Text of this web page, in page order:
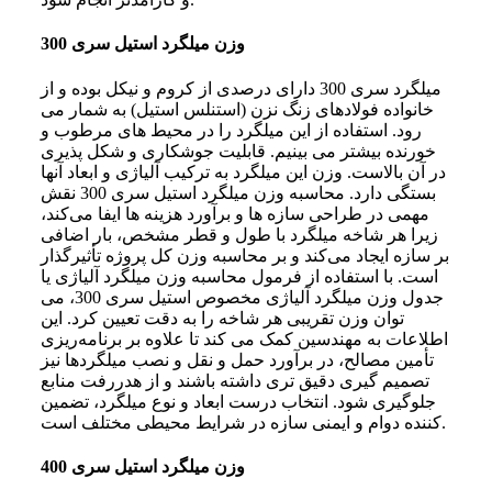
وزن میلگرد استیل سری 300
میلگرد سری 300 دارای درصدی از کروم و نیکل بوده و از
خانواده فولادهای زنگ نزن (استنلس استیل) به شمار می
رود. استفاده از این میلگرد را در محیط های مرطوب و
خورنده بیشتر می بینیم. قابلیت جوشکاری و شکل پذیری
در آن بالاست. وزن این میلگرد به ترکیب آلیاژی و ابعاد آنها
بستگی دارد. محاسبه وزن میلگرد استیل سری 300 نقش
مهمی در طراحی سازه‌ ها و برآورد هزینه‌ ها ایفا می‌کند،
زیرا هر شاخه میلگرد با طول و قطر مشخص، بار اضافی
بر سازه ایجاد می‌کند و بر محاسبه وزن کل پروژه تأثیرگذار
است. با استفاده از فرمول محاسبه وزن میلگرد آلیاژی یا
جدول وزن میلگرد آلیاژی مخصوص استیل سری 300، می‌
توان وزن تقریبی هر شاخه را به دقت تعیین کرد. این
اطلاعات به مهندسین کمک می‌ کند تا علاوه بر برنامه‌ریزی
تأمین مصالح، در برآورد حمل و نقل و نصب میلگردها نیز
تصمیم‌ گیری دقیق‌ تری داشته باشند و از هدررفت منابع
جلوگیری شود. انتخاب درست ابعاد و نوع میلگرد، تضمین‌
کننده دوام و ایمنی سازه در شرایط محیطی مختلف است.
وزن میلگرد استیل سری 400